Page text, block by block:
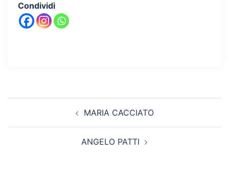
Condividi
MARIA CACCIATO
ANGELO PATTI